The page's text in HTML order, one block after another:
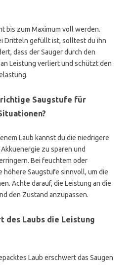
bis zum Maximum voll werden.
Dritteln gefüllt ist, solltest du ihn
dass der Sauger durch den
Leistung verliert und schützt den
Saugstufe für
Laub kannst du die niedrigere
zu sparen und
Bei feuchtem oder
höhere Saugstufe sinnvoll, um die
Achte darauf, die Leistung an die
den Zustand anzupassen.
des Laubs die Leistung
Laub erschwert das Saugen